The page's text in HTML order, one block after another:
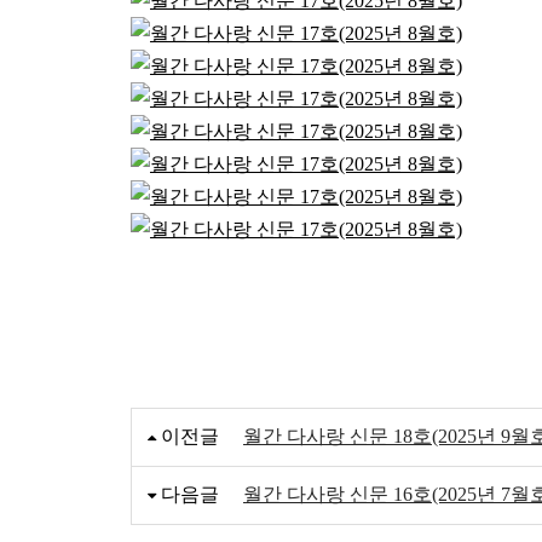
이전글 월간 다사랑 신문 18호(2025년 9월
다음글 월간 다사랑 신문 16호(2025년 7월